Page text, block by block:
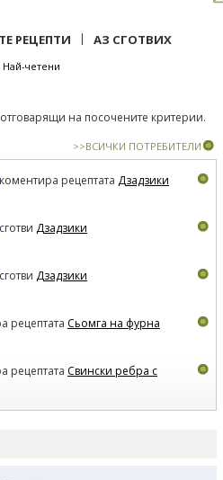
РЕЦЕПТИ | АЗ СГОТВИХ
Най-четени
на посочените критерии.
>>ВСИЧКИ ПОТРЕБИТЕЛИ
рецептата Дзадзики
Дзадзики
Дзадзики
рецептата Сьомга на фурна
рецептата Свински ребра с